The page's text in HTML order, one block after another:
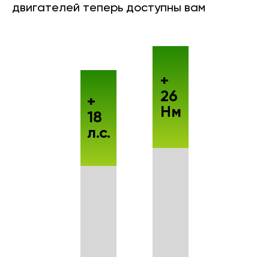
двигателей теперь доступны вам
+
18
л.с.
+
26
Нм